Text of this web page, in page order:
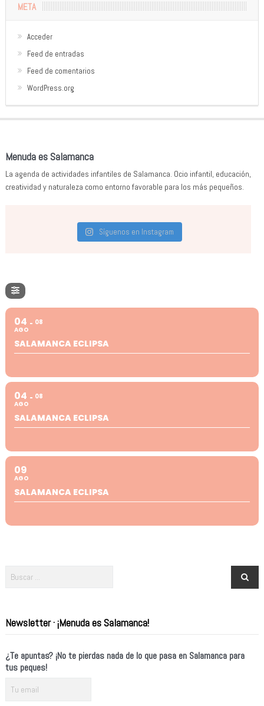
META
Acceder
Feed de entradas
Feed de comentarios
WordPress.org
Menuda es Salamanca
La agenda de actividades infantiles de Salamanca. Ocio infantil, educación,
creatividad y naturaleza como entorno favorable para los más pequeños.
Síguenos en Instagram
04
AGO
08
SALAMANCA ECLIPSA
04
AGO
08
SALAMANCA ECLIPSA
09
AGO
SALAMANCA ECLIPSA
Newsletter · ¡Menuda es Salamanca!
¿Te apuntas? ¡No te pierdas nada de lo que pasa en Salamanca para
tus peques!